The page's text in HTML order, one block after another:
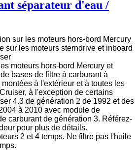
séparateur d'eau /
sur les moteurs hors-bord Mercury
sur les moteurs sterndrive et inboard
moteurs hors-bord Mercury et
bases de filtre à carburant à
à l'extérieur et à toutes les
à l'exception de certains
4.3 de génération 2 de 1992 et des
à 2010 avec module de
carburant de génération 3. Référez-
pour plus de détails.
2 et 4 temps. Ne filtre pas l'huile